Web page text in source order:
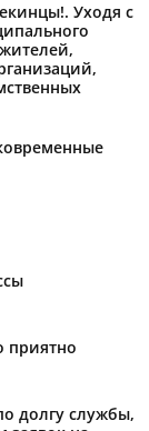
Уходя с
приятно
долгу службы,